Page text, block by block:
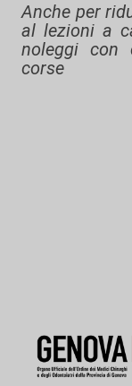
Anche per
al lezioni a
noleggi con
corse